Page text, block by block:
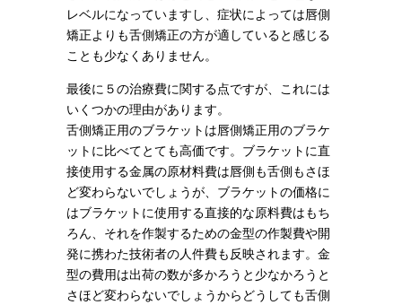
レベルになっていますし、症状によっては唇側
矯正よりも舌側矯正の方が適していると感じる
ことも少なくありません。
最後に５の治療費に関する点ですが、これには
いくつかの理由があります。
舌側矯正用のブラケットは唇側矯正用のブラケ
ットに比べてとても高価です。ブラケットに直
接使用する金属の原材料費は唇側も舌側もさほ
ど変わらないでしょうが、ブラケットの価格に
はブラケットに使用する直接的な原料費はもち
ろん、それを作製するための金型の作製費や開
発に携わた技術者の人件費も反映されます。金
型の費用は出荷の数が多かろうと少なかろうと
さほど変わらないでしょうからどうしても舌側